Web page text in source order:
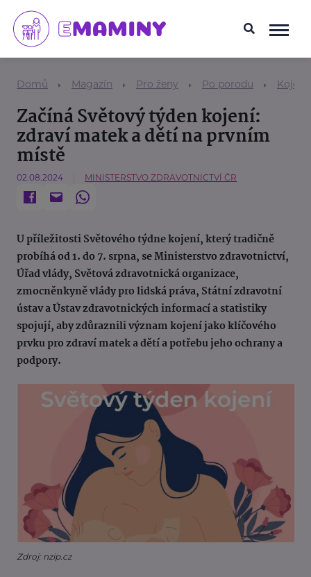
Domů Magazín Pro ženy Po porodu Kojení
Začíná Světový týden kojení:
zdraví matek a dětí na prvním
místě
02.08.2024 MINISTERSTVO ZDRAVOTNICTVÍ ČR
U příležitosti Světového týdne kojení, který tradičně
probíhá od 1. do 7. srpna, se Ministerstvo zdravotnictví,
Úřad vlády, Světová zdravotnická organizace,
zmocněnkyně vlády pro lidská práva, Státní zdravotní
ústav a Ústav zdravotnických informací a statistiky
spojují, aby zdůraznili význam kojení jako klíčového
prvku pro zdraví matek a dětí a potřebu jeho ochrany a
podpory.
Zdroj: nzip.cz